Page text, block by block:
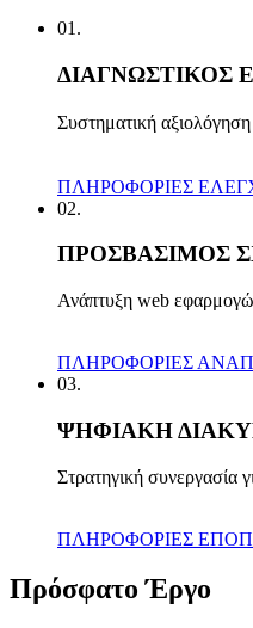
01.
ΔΙΑΓΝΩΣΤΙΚΟΣ
Συστηματική
ΠΛΗΡΟΦΟΡΙΕΣ
02.
ΠΡΟΣΒΑΣΙΜΟΣ
Ανάπτυξη web
ΠΛΗΡΟΦΟΡΙΕΣ
03.
ΨΗΦΙΑΚΗ
Στρατηγική συνεργασία
ΠΛΗΡΟΦΟΡΙΕΣ
Πρόσφατο Έργο